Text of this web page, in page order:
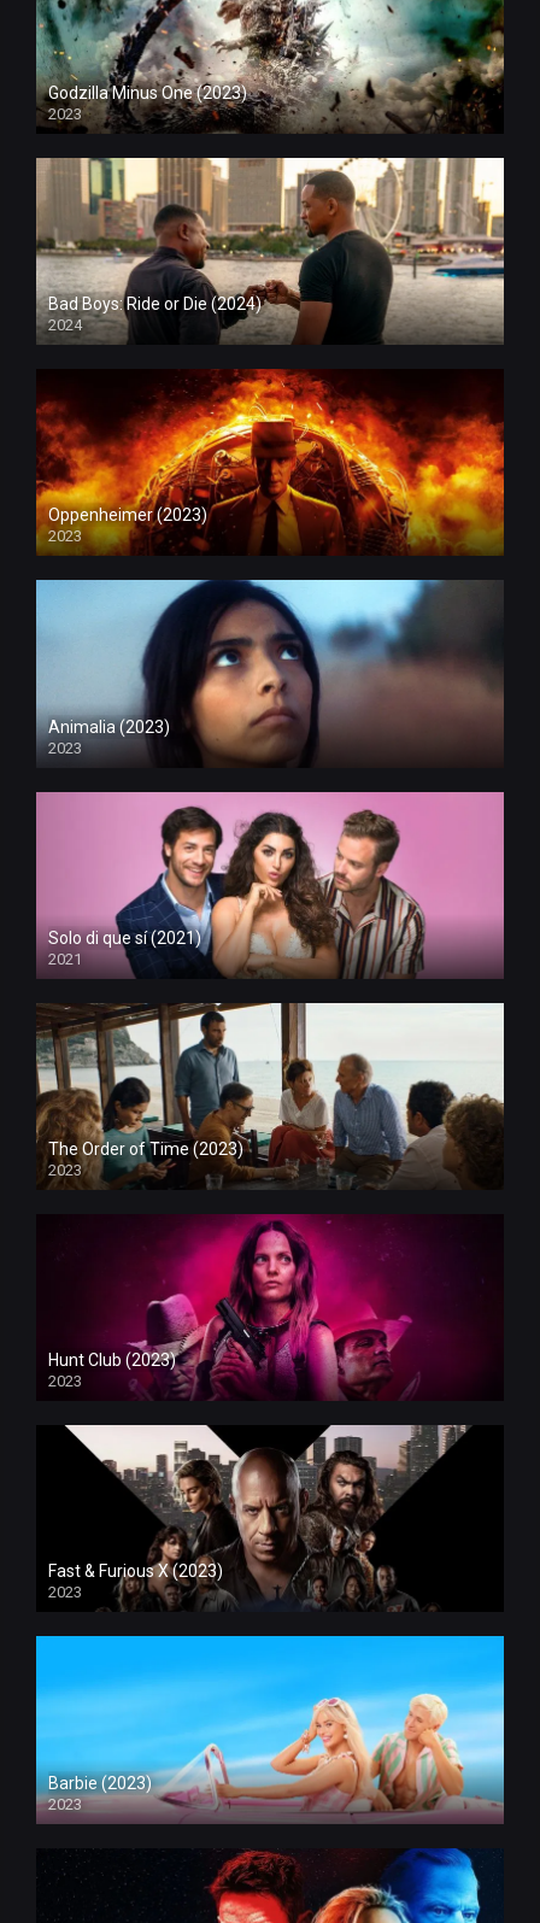
Godzilla Minus One (2023)
2023
Bad Boys: Ride or Die (2024)
2024
Oppenheimer (2023)
2023
Animalia (2023)
2023
Solo di que sí (2021)
2021
The Order of Time (2023)
2023
Hunt Club (2023)
2023
Fast & Furious X (2023)
2023
Barbie (2023)
2023